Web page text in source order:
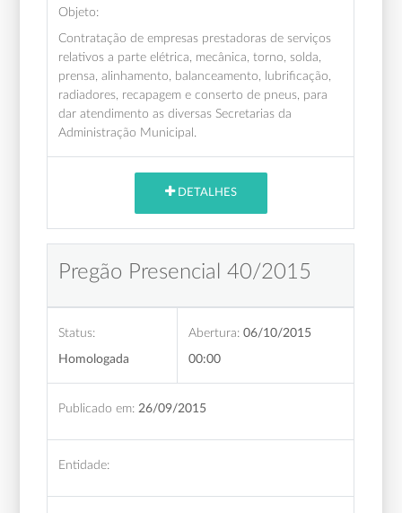
Objeto:
Contratação de empresas prestadoras de serviços
relativos a parte elétrica, mecânica, torno, solda,
prensa, alinhamento, balanceamento, lubrificação,
radiadores, recapagem e conserto de pneus, para
dar atendimento as diversas Secretarias da
Administração Municipal.
DETALHES
Pregão Presencial 40/2015
Status:
Homologada
Abertura: 06/10/2015
00:00
Publicado em: 26/09/2015
Entidade: